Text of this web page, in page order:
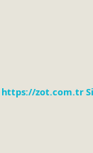
https://zot.com.tr